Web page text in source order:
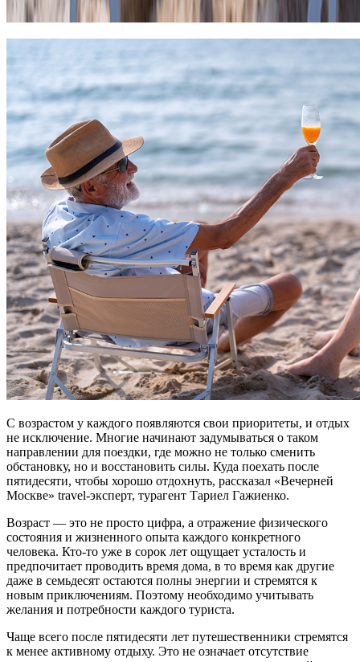
С возрастом у каждого появляются свои приоритеты, и отдых
не исключение. Многие начинают задумываться о таком
направлении для поездки, где можно не только сменить
обстановку, но и восстановить силы. Куда поехать после
пятидесяти, чтобы хорошо отдохнуть, рассказал «Вечерней
Москве» travel-эксперт, турагент Тариел Гажиенко.
Возраст — это не просто цифра, а отражение физического
состояния и жизненного опыта каждого конкретного
человека. Кто-то уже в сорок лет ощущает усталость и
предпочитает проводить время дома, в то время как другие
даже в семьдесят остаются полны энергии и стремятся к
новым приключениям. Поэтому необходимо учитывать
желания и потребности каждого туриста.
Чаще всего после пятидесяти лет путешественники стремятся
к менее активному отдыху. Это не означает отсутствие